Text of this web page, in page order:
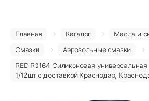
Главная Каталог
Масла и
Смазки
Аэрозольные смазки
RED R3164 Силиконовая
1/12шт с доставкой Краснодар,